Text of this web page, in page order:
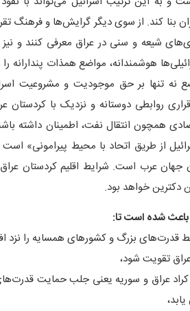
بنا کند. از سوی دیگر گرایش‌ها و فرهنگ
شیعه و سنی در عراق معرفی کنند و
هوشمندانه، مواضع همذات پندارانه
نه تنها بر حق موجودیت و مشروعیت
روابطی دوستانه و نزدیک با
همچون انتقال نفت، اطمینان داشته
از طریق اتحاد با محیط پیرامونی»
جهان عرب است. شرایط اقلیم کردستان
دکترین خواهد بود.
شده است تا:
عراق و سوریه یعنی جلب حمایت